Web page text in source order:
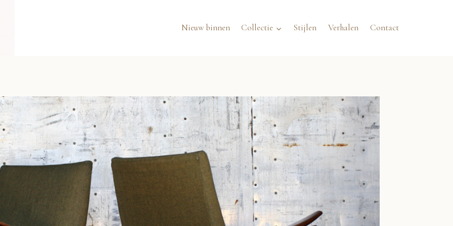
Nieuw binnen Collectie Stijlen Verhalen Contact